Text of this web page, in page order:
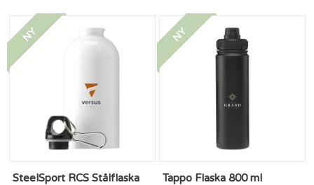
särskilt bekväm att hålla i. Tål inte
diskmaskin. GRS-certifierad. Totalt
återvunnet material: 73 %. Innehåll
700 ml.
får inte användas vid klättring.
Läckagesäker. Tål inte diskmaskin.
RCS-certifierad. Totalt återvunnet
material: 90 %. Innehåll 750 ml.
NY
SteelSport RCS Stålflaska
NY
Tappo Flaska 800 ml